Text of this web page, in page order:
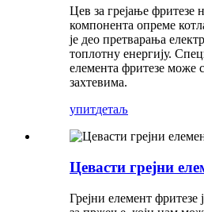
Цев за грејање фритезе
компонента опреме
је део претварања
топлотну енергију.
елемента фритезе може
захтевима.
упитдетаљ
Цевасти грејни
Грејни елемент